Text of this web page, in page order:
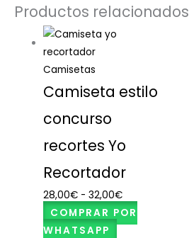
Productos relacionados
Camisetas
Camiseta estilo
concurso
recortes Yo
Recortador
28,00€ - 32,00€
COMPRAR POR
WHATSAPP